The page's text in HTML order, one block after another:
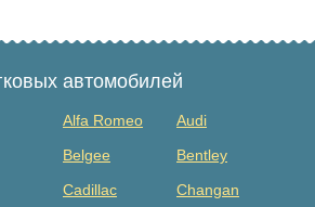
автомобилей
Alfa Romeo
Audi
Belgee
Bentley
Cadillac Changan